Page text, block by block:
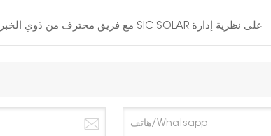
مع فريق محترف من ذوي الخبرة في مجال الطاقة الشمسية لمدة 10 سنوات، تصر شركة SIC SOLAR على نظرية إدارة